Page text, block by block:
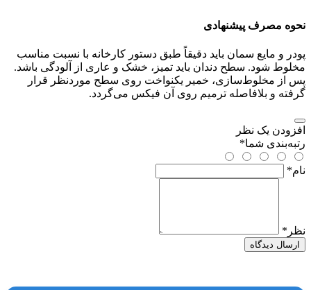
نحوه مصرف پیشنهادی
پودر و مایع سمان باید دقیقاً طبق دستور کارخانه با نسبت مناسب
مخلوط شود. سطح دندان باید تمیز، خشک و عاری از آلودگی باشد.
پس از مخلوط‌سازی، خمیر یکنواخت روی سطح موردنظر قرار
گرفته و بلافاصله ترمیم روی آن فیکس می‌گردد.
افزودن یک نظر
رتبه‌بندی شما*
نام*
نظر *
ارسال دیدگاه